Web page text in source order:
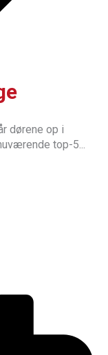
dørene op i
top-5...